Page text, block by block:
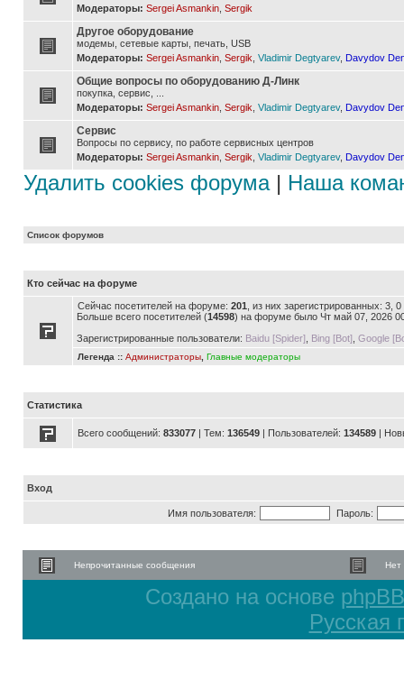
Модераторы: Sergei Asmankin Sergik
Другое оборудование
модемы, сетевые карты, печать, USB
Модераторы: Sergei Asmankin Sergik Vladimir Degtyarev, Davydov
Общие вопросы по оборудованию Д-Линк
покупка, сервис, ...
Модераторы: Sergei Asmankin Sergik Vladimir Degtyarev, Davydov
Сервис
Вопросы по сервису, по работе сервисных центров
Модераторы: Sergei Asmankin Sergik Vladimir Degtyarev, Davydov
Удалить cookies форума| Наша
Список форумов
Кто сейчас на форуме
Сейчас посетителей на форуме: 201 , из них зарегистрированных: 3,
Больше всего посетителей (14598) на форуме было Чт май 07, 2026
Зарегистрированные пользователи: Baidu [Spider] Bing [Bot] Google
Легенда :: Администраторы Главные модераторы
Статистика
Всего сообщений: 833077 | Тем: 136549 | Пользователей: 134589 |
Вход
Имя пользователя: Пароль:
Непрочитанные сообщения Нет
Создано на основе phpBB
Русская